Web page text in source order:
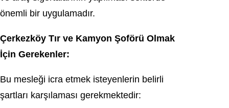
önemli bir uygulamadır.
Çerkezköy Tır ve Kamyon Şoförü Olmak
İçin Gerekenler:
Bu mesleği icra etmek isteyenlerin belirli
şartları karşılaması gerekmektedir: